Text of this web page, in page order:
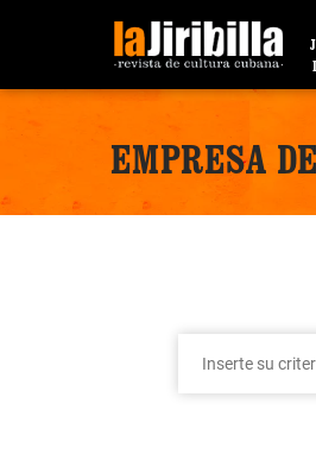
EMPRESA